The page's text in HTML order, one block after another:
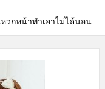
วกหน้าทำเอาไม่ได้นอน